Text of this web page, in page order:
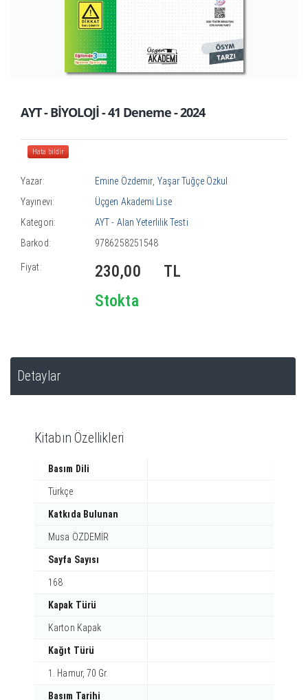
AYT - BİYOLOJİ - 41 Deneme - 2024
Hata bildir
Yazar: Emine Özdemir Yaşar Tuğçe Özkul
Yayınevi:
Üçgen Akademi Lise
Kategori:
AYT - Alan Yeterlilik Testi
Barkod:
9786258251548
Fiyat: 230,00
TL
Stokta
Detaylar
Kitabın Özellikleri
Basım Dili
Türkçe
Katkıda Bulunan
Musa ÖZDEMİR
Sayfa Sayısı
168
Kapak Türü
Karton Kapak
Kağıt Türü
1. Hamur, 70 Gr.
Basım Tarihi